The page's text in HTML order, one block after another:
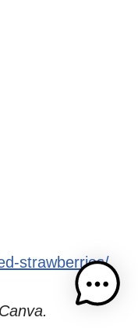
strawberries/